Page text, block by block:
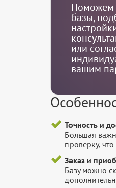
Поможем
базы,
или
вашим
Точность и
Большая
проверку,
Заказ и
Базу можно